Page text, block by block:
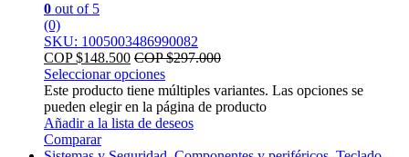
0 out of 5
(0)
SKU: 1005003486990082
COP $148.500 COP $297.000
Seleccionar opciones
Este producto tiene múltiples variantes. Las opciones se
pueden elegir en la página de producto
Añadir a la lista de deseos
Comparar